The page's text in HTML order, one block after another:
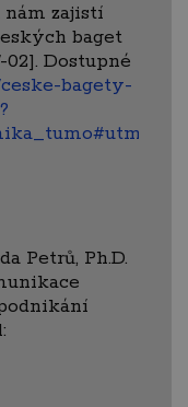
nám zajistí
baget
02]. Dostupné
bagety-
Petrů, Ph.D.